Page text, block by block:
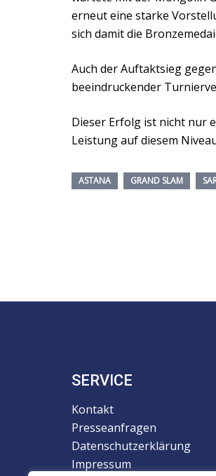
erneut eine starke
sich damit die
Auch der Auftaktsieg
beeindruckender
Dieser Erfolg ist nicht nur
Leistung auf diesem
ASTANA GRAND SLAM
SERVICE
Kontakt
Presseanfragen
Datenschutzerklärung
Impressum